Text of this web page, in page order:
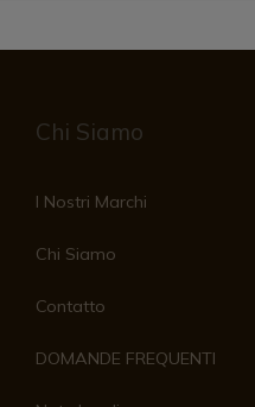
Chi Siamo
I Nostri Marchi
Chi Siamo
Contatto
DOMANDE FREQUENTI